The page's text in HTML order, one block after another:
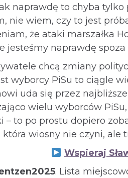
naprawdę to chyba
nie wiem, czy to jest
że ataki marszałka
jesteśmy naprawdę
chcą zmiany
wyborcy PiSu to ciągle
uda się przez
wielu wyborców
– to po prostu dopiero
która wiosny nie czyni, ale
Wspieraj
. Lista